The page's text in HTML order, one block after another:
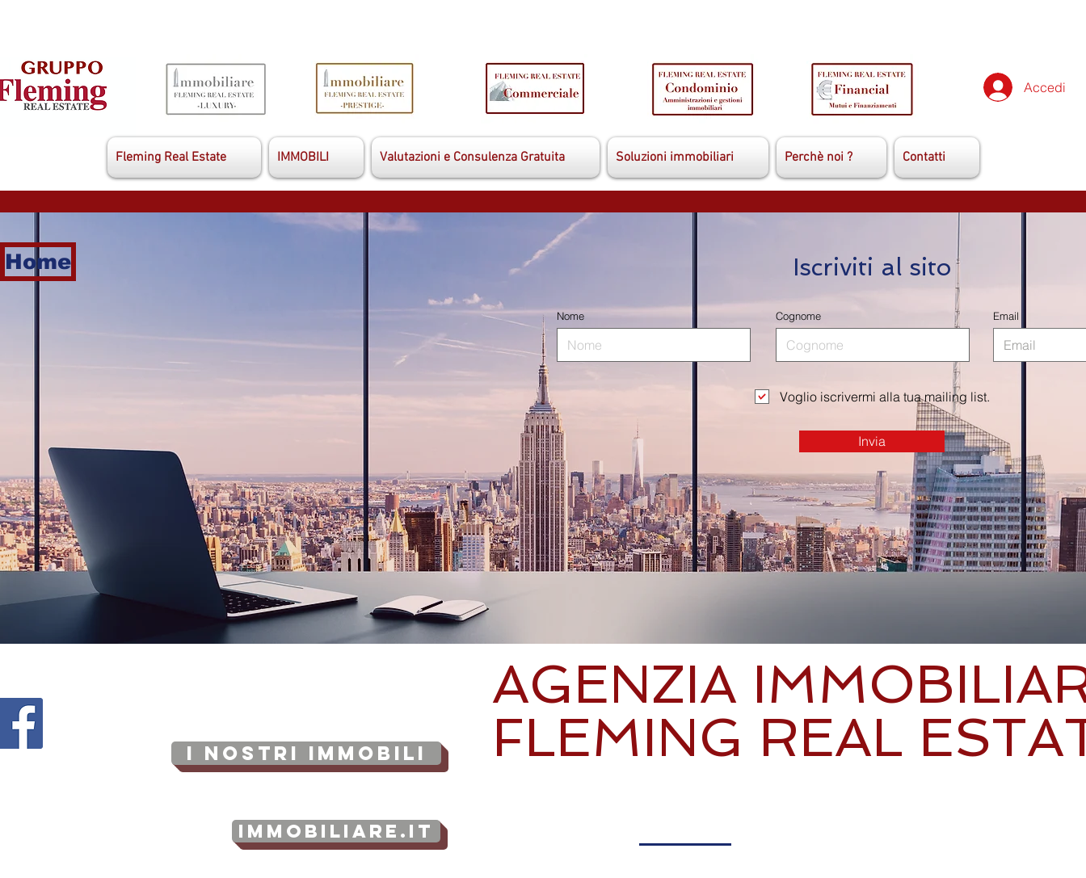
Home
Accedi
Fleming Real Estate IMMOBILI Valutazioni e Consulenza Gratuita Soluzioni immobiliari Perchè noi ? Contatti
Iscriviti al sito
Nome Cognome Email
Voglio iscrivermi alla tua mailing list.
Invia
I NOSTRI IMMOBILI
Immobiliare.it
AGENZIA
FLEMING REAL